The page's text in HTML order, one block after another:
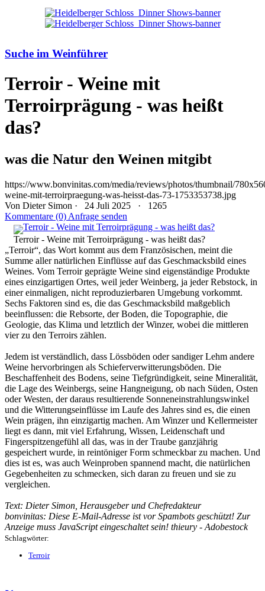
Suche im Weinführer
Terroir - Weine mit
Terroirprägung - was heißt
das?
was die Natur den Weinen mitgibt
https://www.bonvinitas.com/media/reviews/photos/thumbnail/
weine-mit-terroirpraegung-was-heisst-das-73-1753353738.jpg
Von Dieter Simon · 24 Juli 2025 ·
1265
Kommentare (0) Anfrage senden
Terroir - Weine mit Terroirprägung - was heißt das?
„Terroir“, das Wort kommt aus dem Französischen, meint die
Summe aller natürlichen Einflüsse auf das Geschmacksbild eines
Weines. Vom Terroir geprägte Weine sind eigenständige Produkte
eines einzigartigen Ortes, weil jeder Weinberg, ja jeder Rebstock, in
einer einmaligen, nicht reproduzierbaren Umgebung vorkommt.
Sechs Faktoren sind es, die das Geschmacksbild maßgeblich
beeinflussen: die Rebsorte, der Boden, die Topographie, die
Geologie, das Klima und letztlich der Winzer, wobei die mittleren
vier zu den Terroirs zählen.
Jedem ist verständlich, dass Lössböden oder sandiger Lehm andere
Weine hervorbringen als Schieferverwitterungsböden. Die
Beschaffenheit des Bodens, seine Tiefgründigkeit, seine Mineralität,
die Lage des Weinbergs, seine Hangneigung, ob nach Süden, Osten
oder Westen, der daraus resultierende Sonneneinstrahlungswinkel
und die Witterungseinflüsse im Laufe des Jahres sind es, die einen
Wein prägen, ihn einzigartig machen. Am Winzer und Kellermeister
liegt es dann, mit viel Erfahrung, Wissen, Leidenschaft und
Fingerspitzengefühl all das, was in der Traube ganzjährig
gespeichert wurde, in reintöniger Form schmeckbar zu machen. Und
dies ist es, was auch Weinproben spannend macht, die natürlichen
Gegebenheiten zu schmecken, sich daran zu freuen und sie zu
vergleichen.
Text: Dieter Simon, Herausgeber und Chefredakteur
bonvinitas: Diese E-Mail-Adresse ist vor Spambots geschützt! Zur
Anzeige muss JavaScript eingeschaltet sein! thieury - Adobestock
Schlagwörter:
Terroir